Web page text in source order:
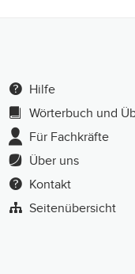
Hilfe
Wörterbuch und
Für Fachkräfte
Über uns
Kontakt
Seitenübersicht